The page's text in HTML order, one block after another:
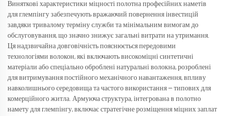
Виняткові характеристики міцності полотна професійних наметів
для глемпінгу забезпечують вражаючий повернення інвестицій
завдяки тривалому терміну служби та мінімальним вимогам до
обслуговування, що значно знижує загальні витрати на утримання.
Ця надзвичайна довговічність пояснюється передовими
технологіями волокон, які включають високоміцні синтетичні
матеріали або спеціально оброблені натуральні волокна, розроблені
для витримування постійного механічного навантаження, впливу
навколишнього середовища та частого використання — типових для
комерційного житла. Армуюча структура, інтегрована в полотно
намету для глемпінгу, включає стратегічне розміщення міцних заплат